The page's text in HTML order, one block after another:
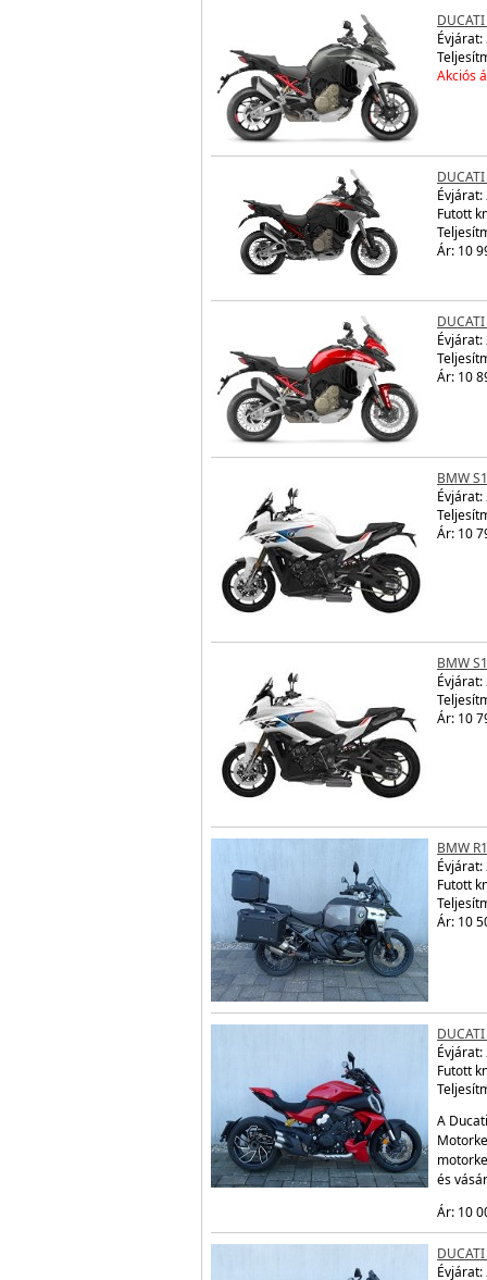
Évjárat:
Akciós
Évjárat:
Futott
Ár: 10
Évjárat:
Ár: 10
BMW
Évjárat:
Ár: 10
BMW
Évjárat:
Ár: 10
BMW
Évjárat:
Futott
Ár: 10
Évjárat:
Futott
A
és
Ár: 10
Évjárat: